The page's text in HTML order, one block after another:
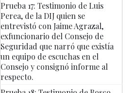
Prueba 17: Testimonio de Luis
Perea, de la DIJ quien se
entrevistó con Jaime Agrazal,
exfuncionario del Consejo de
Seguridad que narró que existía
un equipo de escuchas en el
Consejo y consignó informe al
respecto.